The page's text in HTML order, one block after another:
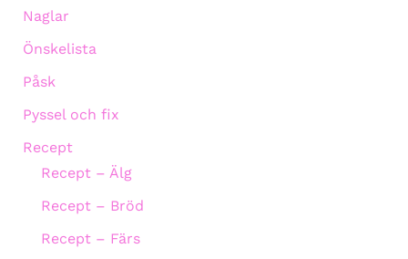
Naglar
Önskelista
Påsk
Pyssel och fix
Recept
Recept – Älg
Recept – Bröd
Recept – Färs